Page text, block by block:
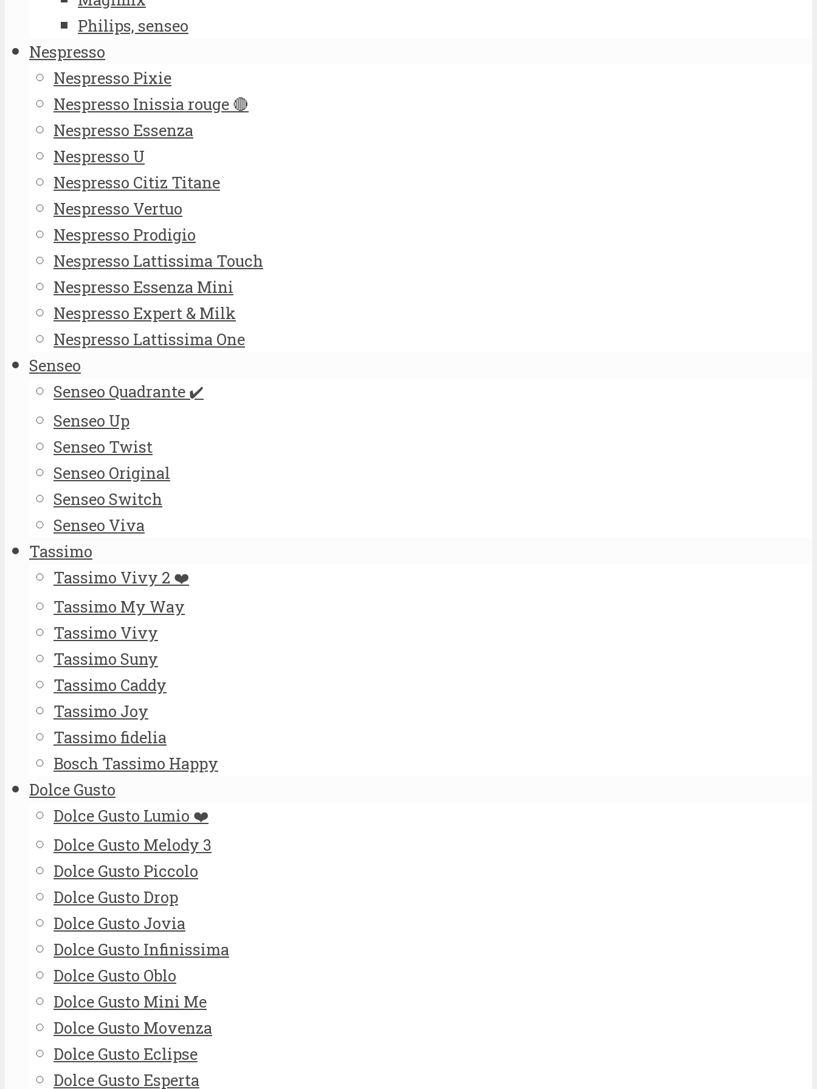
Philips, senseo
Nespresso
Nespresso Pixie
Nespresso Inissia rouge 🔴
Nespresso Essenza
Nespresso U
Nespresso Citiz Titane
Nespresso Vertuo
Nespresso Prodigio
Nespresso Lattissima Touch
Nespresso Essenza Mini
Nespresso Expert & Milk
Nespresso Lattissima One
Senseo
Senseo Quadrante ✔️
Senseo Up
Senseo Twist
Senseo Original
Senseo Switch
Senseo Viva
Tassimo
Tassimo Vivy 2 ❤️
Tassimo My Way
Tassimo Vivy
Tassimo Suny
Tassimo Caddy
Tassimo Joy
Tassimo fidelia
Bosch Tassimo Happy
Dolce Gusto
Dolce Gusto Lumio ❤️
Dolce Gusto Melody 3
Dolce Gusto Piccolo
Dolce Gusto Drop
Dolce Gusto Jovia
Dolce Gusto Infinissima
Dolce Gusto Oblo
Dolce Gusto Mini Me
Dolce Gusto Movenza
Dolce Gusto Eclipse
Dolce Gusto Esperta